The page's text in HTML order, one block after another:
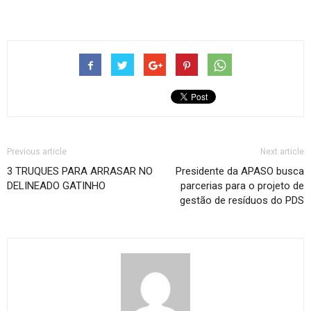
Previous article
3 TRUQUES PARA ARRASAR NO
DELINEADO GATINHO
Next article
Presidente da APASO busca
parcerias para o projeto de
gestão de resíduos do PDS